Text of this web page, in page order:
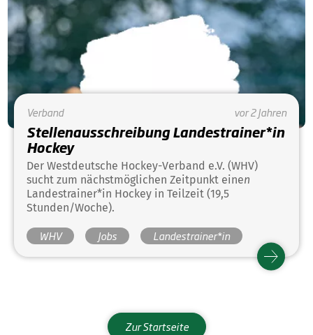
Verband vor 2 Jahren
Stellenausschreibung Landestrainer*in
Hockey
Der Westdeutsche Hockey-Verband e.V. (WHV)
sucht zum nächstmöglichen Zeitpunkt einen
Landestrainer*in Hockey in Teilzeit (19,5
Stunden/Woche).
WHV Jobs Landestrainer*in
Zur Startseite